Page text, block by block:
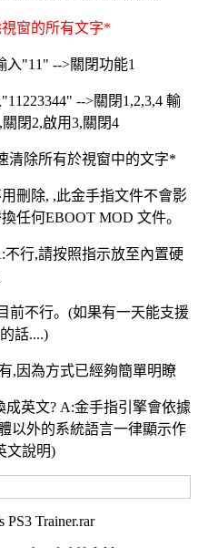
窗的所有文字*
入"11" -->關閉功能1
-->關閉1,2,3,4 輸
閉2,啟用3,關閉4
清除所有於視窗中的文字*
刪除, ,此金手指文件不會影
任何EBOOT MOD 文件。
行,請按照指示放至內置硬
前不行。(如果有一天能支援
話....)
,因為方式已經夠簡單明瞭
英文? A:金手指引擎會依據
以外的系統語言一律顯示作
文說明)
PS3 Trainer.rar